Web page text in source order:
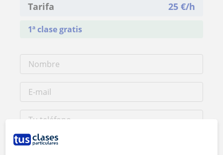
Tarifa 25 €/h
1ª clase gratis